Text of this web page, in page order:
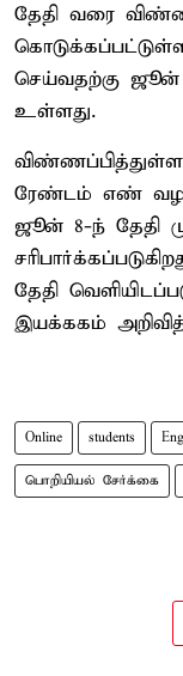
தேதி வரை
செய்வதற்கு
உள்ளது.
ரேண்டம் எண்
ஜூன் 8-ந் தேதி
தேதி
இயக்ககம்
Online students
பொறியியல் சேர்க்கை